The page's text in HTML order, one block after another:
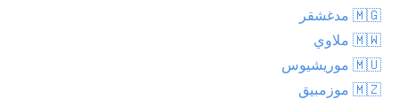
🇲🇬 مدغشقر
🇲🇼 ملاوي
🇲🇺 موريشيوس
🇲🇿 موزمبيق